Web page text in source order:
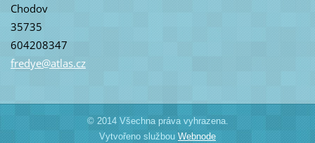
Chodov
35735
604208347
fredye@atlas.cz
© 2014 Všechna práva vyhrazena.
Vytvořeno službou Webnode